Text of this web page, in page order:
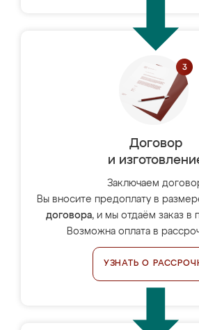
Договор
и
Заключаем
Вы вносите предоплату в
договора, и мы отдаём заказ в
Возможна оплата в
УЗНАТЬ О